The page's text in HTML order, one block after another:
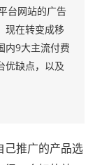
台网站的广告
现在转变成移
内9大主流付费
优缺点，以及
推广的产品选